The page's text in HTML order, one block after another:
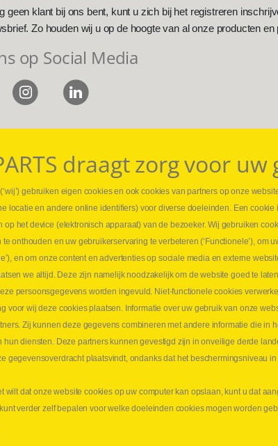
geen klant bij ons bent, kunt u zich bij het registreren
Zo houden wij u op de hoogte van al onze producten en
op Social Media
Leveringen
Drukcontrole set
Persmaten
Hydraulische slangen
VB Parts
7
B-8800 Roeselare
draagt zorg voor uw
gebruiken eigen cookies en ook cookies van partners op onze
locatie en andere online identifiers) voor diverse doeleinden. Een
op het device (elektronisch apparaat) van de bezoeker. Wij gebruiken
te onthouden en uw gebruikerservaring te verbeteren (‘Functionele’),
en om onze content en advertenties op sociale media en externe
we altijd. Deze zijn namelijk noodzakelijk om de website goed te
persoonsgegevens worden ingevuld. Niet-functionele cookies
voor wij deze cookies plaatsen. Informatie over uw gebruik van onze
Zij kunnen deze gegevens combineren met andere informatie die in
hun diensten. Deze partners kunnen gevestigd zijn in onveilige derde
gegevensoverdracht plaatsvindt, ondanks dat het beschermingsniveau
wilt dat onze website cookies op uw computer kan opslaan, kunt u dat
verder zelf bepalen voor welke doeleinden cookies mogen worden